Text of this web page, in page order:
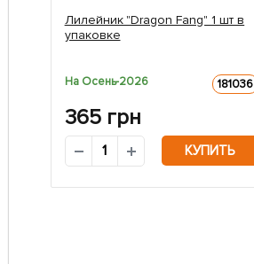
Лилейник "Dragon Fang" 1 шт в
упаковке
На Осень-2026 181036
365грн
КУПИТЬ